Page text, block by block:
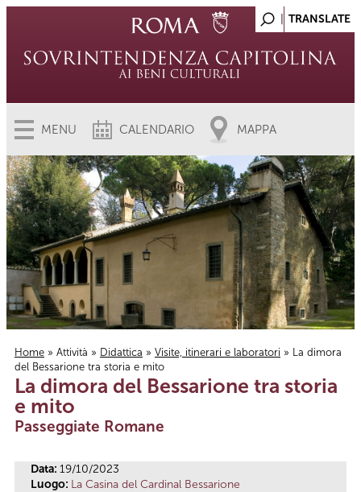
MENU CALENDARIO MAPPA
Tu sei qui
Home » Attività » Didattica » Visite, itinerari e laboratori » La dimora
del Bessarione tra storia e mito
La dimora del Bessarione tra storia
e mito
Passeggiate Romane
Data: 19/10/2023
Luogo: La Casina del Cardinal Bessarione